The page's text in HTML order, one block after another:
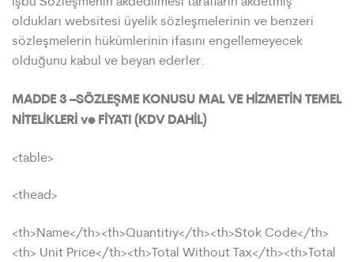
oldukları websitesi üyelik sözleşmelerinin ve benzeri
sözleşmelerin hükümlerinin ifasını engellemeyecek
olduğunu kabul ve beyan ederler.
MADDE 3 –SÖZLEŞME KONUSU MAL VE HİZMETİN TEMEL
NİTELİKLERİ ve FİYATI (KDV DAHİL)
<table>
<thead>
<th>Name</th><th>Quantitiy</th><th>Stok Code</th>
<th> Unit Price</th><th>Total Without Tax</th><th>Total